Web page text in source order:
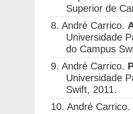
Superior de
8. André Carrico.
Universidade
do Campus
9. André Carrico.
Universidade
Swift, 2011.
10. André Carrico.